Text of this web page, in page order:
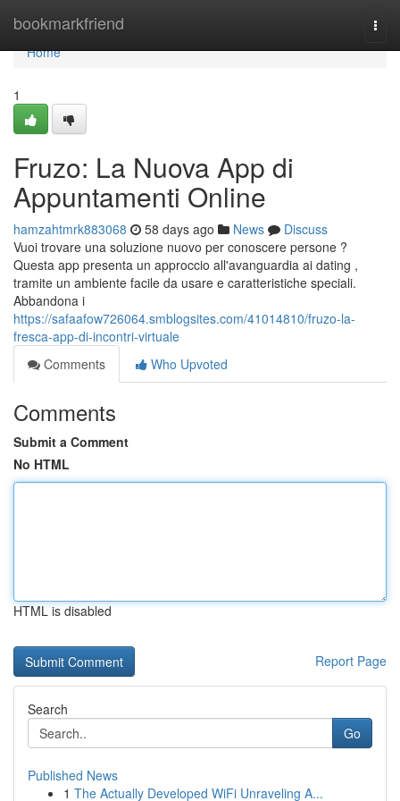
bookmarkfriend
Home
Home
1
Fruzo: La Nuova App di
Appuntamenti Online
hamzahtmrk883068 58 days ago News
Discuss
Vuoi trovare una soluzione nuovo per conoscere persone ?
Questa app presenta un approccio all'avanguardia ai dating ,
tramite un ambiente facile da usare e caratteristiche speciali.
Abbandona i
https://safaafow726064.smblogsites.com/41014810/fruzo-la-
fresca-app-di-incontri-virtuale
Comments
Who Upvoted
Comments
Submit a Comment
No HTML
HTML is disabled
Report Page
Search
Go
Published News
1 The Actually Developed WiFi Unraveling A...